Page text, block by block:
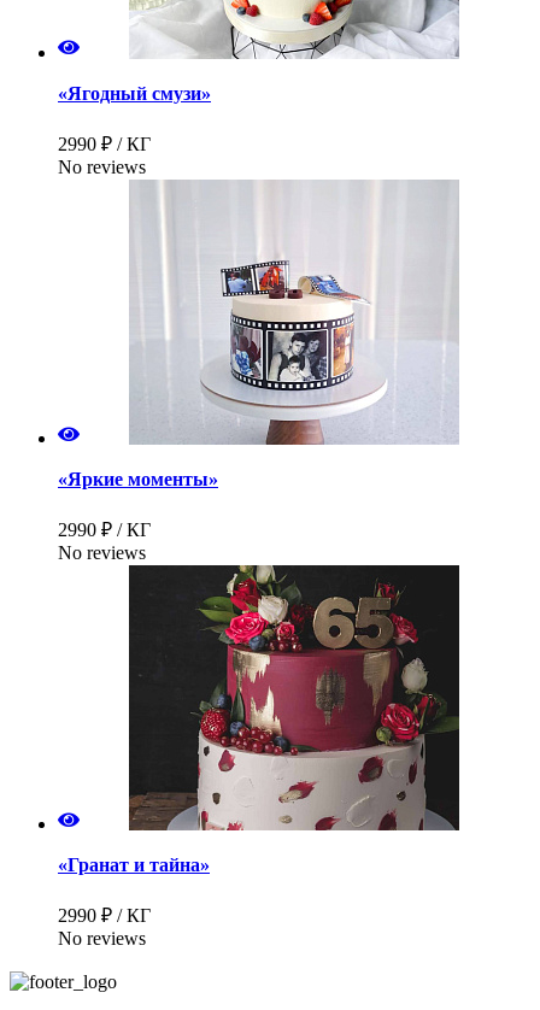
«Ягодный смузи»
2990 ₽ / КГ
No reviews
«Яркие моменты»
2990 ₽ / КГ
No reviews
«Гранат и тайна»
2990 ₽ / КГ
No reviews